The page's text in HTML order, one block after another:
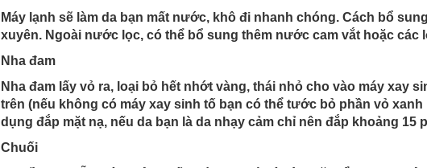
Máy lạnh sẽ làm da bạn mất nước, khô đi nhanh chóng. Cách bổ
xuyên. Ngoài nước lọc, có thể bổ sung thêm nước cam vắt hoặc các
Nha đam
Nha đam lấy vỏ ra, loại bỏ hết nhớt vàng, thái nhỏ cho vào máy xay
trên (nếu không có máy xay sinh tố bạn có thể tước bỏ phần vỏ
dụng đắp mặt nạ, nếu da bạn là da nhạy cảm chỉ nên đắp khoảng
Chuối